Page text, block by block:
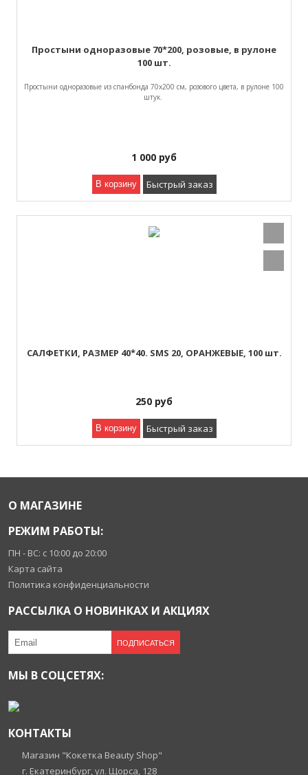
Простыни одноразовые 70*200, розовые, в рулоне
100 шт.
Простыни одноразовые из спанбонда 70х200 см, розового цвета, в рулоне 100
штук.
1 000 руб
В корзину Быстрый заказ
САЛФЕТКИ, РАЗМЕР 40*40. SMS 20, ОРАНЖЕВЫЕ, 100 шт.
250 руб
В корзину Быстрый заказ
О МАГАЗИНЕ
РЕЖИМ РАБОТЫ:
ПН - ВС: с 10:00 до 20:00
Карта сайта
Политика конфиденциальности
РАССЫЛКА О НОВИНКАХ И АКЦИЯХ
ПОДПИСАТЬСЯ
МЫ В СОЦСЕТЯХ:
КОНТАКТЫ
Магазин "Кокетка Beauty Shop"
г. Екатеринбург, ул. Щорса, 128